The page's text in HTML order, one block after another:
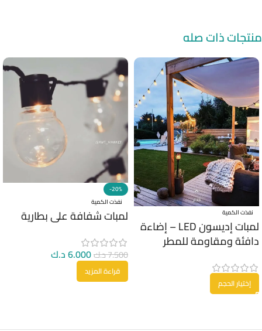
منتجات ذات صله
نفذت الكمية
لمبات إديسون LED – إضاءة
دافئة ومقاومة للمطر
إختيار الحجم
-20%
نفذت الكمية
لمبات شفافة على بطارية
7.500د.ك6.000د.ك
قراءة المزيد